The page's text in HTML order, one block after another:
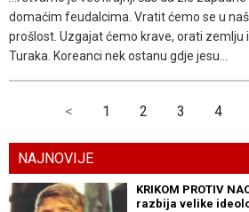
domaćim feudalcima. Vratit ćemo se u
prošlost. Uzgajat ćemo krave, orati zemlju
Turaka. Koreanci nek ostanu gdje jesu...
< 1 2 3 4
NAJNOVIJE
KRIKOM PROTIV
razbija velike